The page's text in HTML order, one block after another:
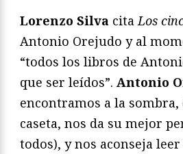
Lorenzo Silva cita Los
Antonio Orejudo y al
“todos los libros de
que ser leídos”. Antonio
encontramos a la sombra,
caseta, nos da su mejor
todos), y nos aconseja